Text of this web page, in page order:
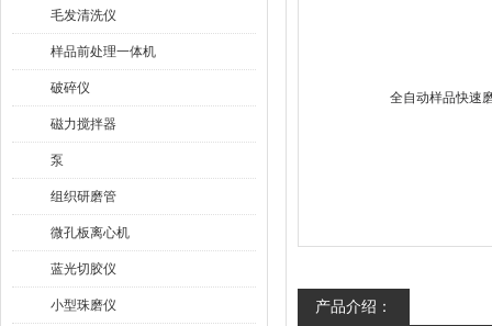
毛发清洗仪
样品前处理一体机
破碎仪
磁力搅拌器
泵
组织研磨管
微孔板离心机
蓝光切胶仪
小型珠磨仪 产品介绍：